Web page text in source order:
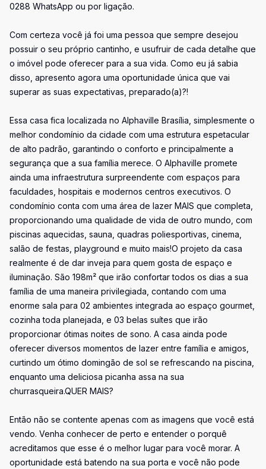
0288 WhatsApp ou por ligação.
Com certeza você já foi uma pessoa que sempre desejou
possuir o seu próprio cantinho, e usufruir de cada detalhe que
o imóvel pode oferecer para a sua vida. Como eu já sabia
disso, apresento agora uma oportunidade única que vai
superar as suas expectativas, preparado(a)?!
Essa casa fica localizada no Alphaville Brasília, simplesmente o
melhor condomínio da cidade com uma estrutura espetacular
de alto padrão, garantindo o conforto e principalmente a
segurança que a sua família merece. O Alphaville promete
ainda uma infraestrutura surpreendente com espaços para
faculdades, hospitais e modernos centros executivos. O
condomínio conta com uma área de lazer MAIS que completa,
proporcionando uma qualidade de vida de outro mundo, com
piscinas aquecidas, sauna, quadras poliesportivas, cinema,
salão de festas, playground e muito mais!O projeto da casa
realmente é de dar inveja para quem gosta de espaço e
iluminação. São 198m² que irão confortar todos os dias a sua
família de uma maneira privilegiada, contando com uma
enorme sala para 02 ambientes integrada ao espaço gourmet,
cozinha toda planejada, e 03 belas suítes que irão
proporcionar ótimas noites de sono. A casa ainda pode
oferecer diversos momentos de lazer entre família e amigos,
curtindo um ótimo domingão de sol se refrescando na piscina,
enquanto uma deliciosa picanha assa na sua
churrasqueira.QUER MAIS?
Então não se contente apenas com as imagens que você está
vendo. Venha conhecer de perto e entender o porquê
acreditamos que esse é o melhor lugar para você morar. A
oportunidade está batendo na sua porta e você não pode